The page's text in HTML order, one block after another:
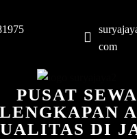
com
PUSAT SEWA
DI